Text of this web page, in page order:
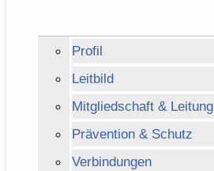
Profil
Leitbild
Mitgliedschaft & Leitung
Prävention & Schutz
Verbindungen